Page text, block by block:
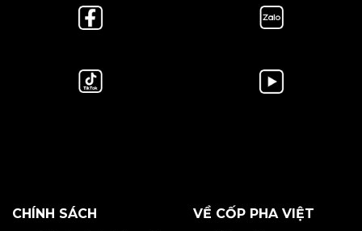
CHÍNH SÁCH
VỀ CỐP PHA VIỆT